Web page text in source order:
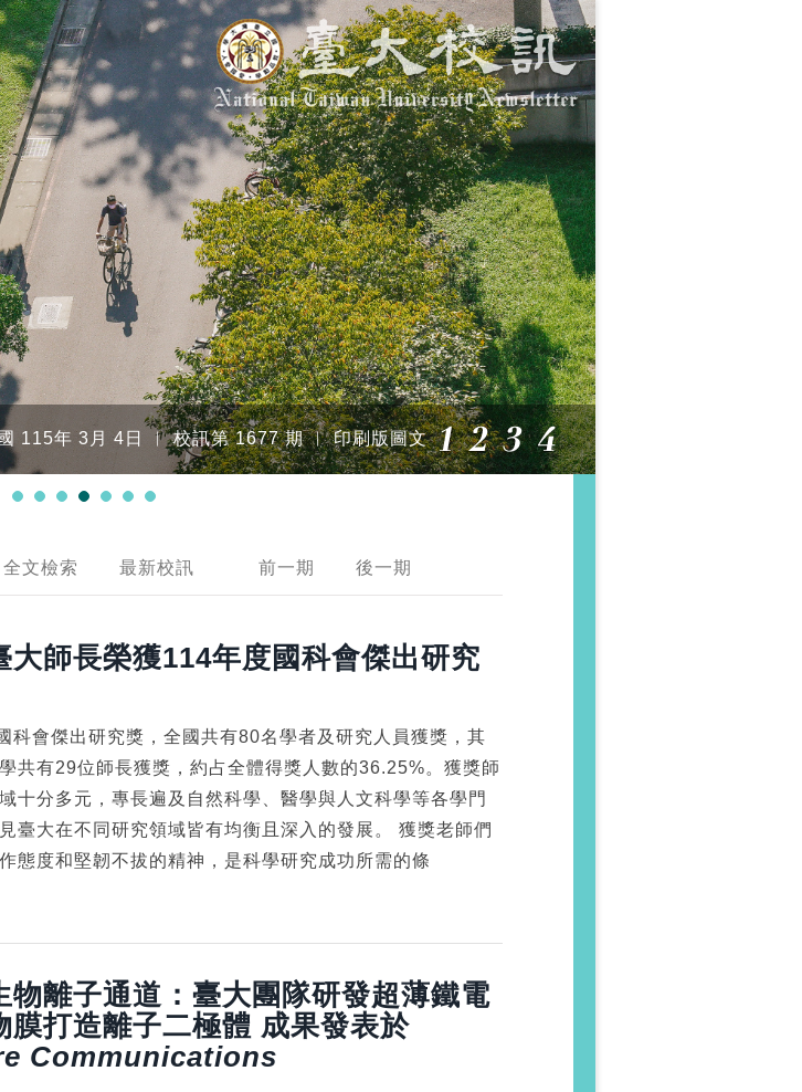
115年 3月 4日 ︱ 校訊第 1677 期 ︱ 印刷版圖文
全文檢索 最新校訊 前一期 後一期
大師長榮獲114年度國科會傑出研究
科會傑出研究獎，全國共有80名學者及研究人員獲獎，其
共有29位師長獲獎，約占全體得獎人數的36.25%。獲獎師
十分多元，專長遍及自然科學、醫學與人文科學等各學門
臺大在不同研究領域皆有均衡且深入的發展。 獲獎老師們
態度和堅韌不拔的精神，是科學研究成功所需的條
物離子通道：臺大團隊研發超薄鐵電
膜打造離子二極體 成果發表於
Communications